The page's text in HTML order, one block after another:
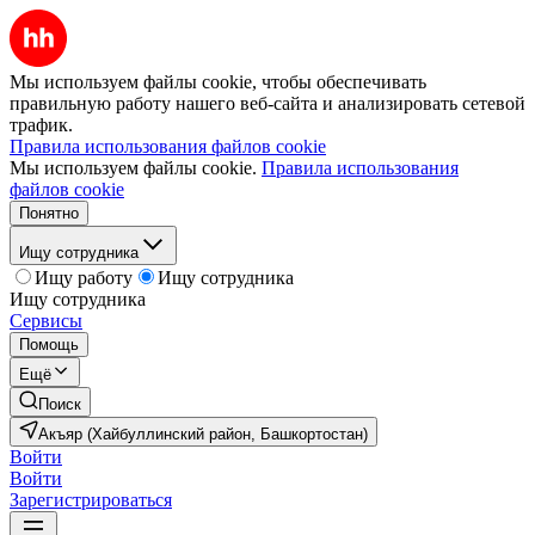
Мы используем файлы cookie, чтобы обеспечивать
правильную работу нашего веб-сайта и анализировать сетевой
трафик.
Правила использования файлов cookie
Мы используем файлы cookie. Правила использования
файлов cookie
Понятно
Ищу сотрудника
Ищу работу
Ищу сотрудника
Ищу сотрудника
Сервисы
Помощь
Ещё
Поиск
Акъяр (Хайбуллинский район, Башкортостан)
Войти
Войти
Зарегистрироваться